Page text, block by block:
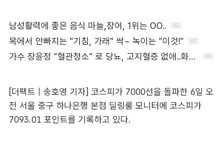
[더팩트 | 송호영 기자] 코스피가 7000선을 돌파한 6일 오
전 서울 중구 하나은행 본점 딜링룸 모니터에 코스피가
7093.01 포인트를 기록하고 있다.